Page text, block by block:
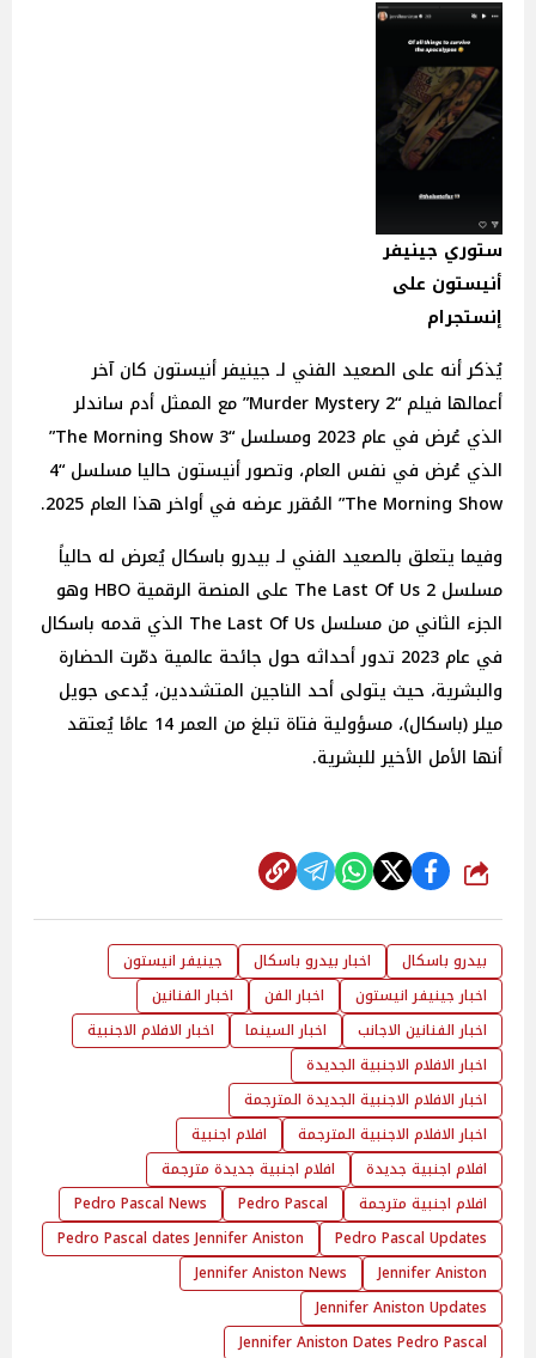
ستوري جينيفر
أنيستون على
إنستجرام
يُذكر أنه على الصعيد الفني لـ جينيفر أنيستون كان آخر
أعمالها فيلم “Murder Mystery 2” مع الممثل أدم ساندلر
الذي عُرض في عام 2023 ومسلسل “3 The Morning Show”
الذي عُرض في نفس العام، وتصور أنيستون حاليا مسلسل “4
The Morning Show” المُقرر عرضه في أواخر هذا العام 2025.
وفيما يتعلق بالصعيد الفني لـ بيدرو باسكال يُعرض له حالياً
مسلسل The Last Of Us 2 على المنصة الرقمية HBO وهو
الجزء الثاني من مسلسل The Last Of Us الذي قدمه باسكال
في عام 2023 تدور أحداثه حول جائحة عالمية دمّرت الحضارة
والبشرية، حيث يتولى أحد الناجين المتشددين، يُدعى جويل
ميلر (باسكال)، مسؤولية فتاة تبلغ من العمر 14 عامًا يُعتقد
أنها الأمل الأخير للبشرية.
شارك
بيدرو باسكال اخبار بيدرو باسكال
جينيفر انيستون
اخبار جينيفر انيستون
اخبار الفن
اخبار الفنانين
اخبار الفنانين الاجانب
اخبار السينما
اخبار الافلام الاجنبية
اخبار الافلام الاجنبية الجديدة
اخبار الافلام الاجنبية الجديدة المترجمة
اخبار الافلام الاجنبية المترجمة
افلام اجنبية
افلام اجنبية جديدة
افلام اجنبية جديدة مترجمة
افلام اجنبية مترجمة
Pedro Pascal
Pedro Pascal News
Pedro Pascal Updates
Pedro Pascal dates Jennifer Aniston
Jennifer Aniston
Jennifer Aniston News
Jennifer Aniston Updates
Jennifer Aniston Dates Pedro Pascal